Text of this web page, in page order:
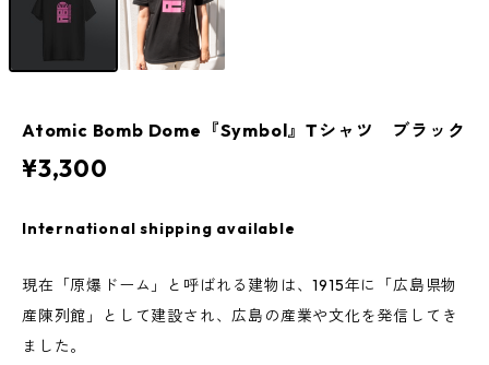
Atomic Bomb Dome『Symbol』Tシャツ ブラック
¥3,300
International shipping available
現在「原爆ドーム」と呼ばれる建物は、1915年に「広島県物
産陳列館」として建設され、広島の産業や文化を発信してき
ました。